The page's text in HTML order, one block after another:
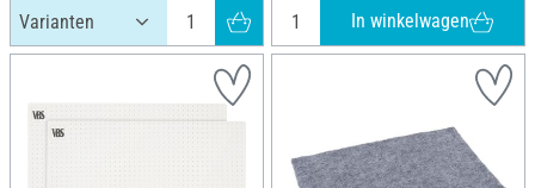
In winkelwagen